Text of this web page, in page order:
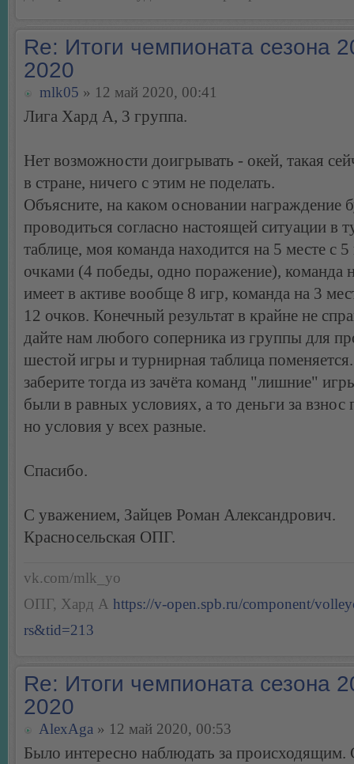
Re: Итоги чемпионата сезона
2020
mlk05 » 12 май 2020, 00:41
Лига Хард А, 3 группа.
Нет возможности доигрывать - окей, такая
в стране, ничего с этим не поделать.
Объясните, на каком основании награждение
проводиться согласно настоящей ситуации в
таблице, моя команда находится на 5 месте с
очками (4 победы, одно поражение), команда
имеет в активе вообще 8 игр, команда на 3
12 очков. Конечный результат в крайне не
дайте нам любого соперника из группы для
шестой игры и турнирная таблица
заберите тогда из зачёта команд "лишние"
были в равных условиях, а то деньги за взнос
но условия у всех разные.
Спасибо.
С уважением, Зайцев Роман Александрович.
Красносельская ОПГ.
vk.com/mlk_yo
ОПГ, Хард А https://v-open.spb.ru/component/
rs&tid=213
Re: Итоги чемпионата сезона
2020
AlexAga » 12 май 2020, 00:53
Было интересно наблюдать за происходящим.